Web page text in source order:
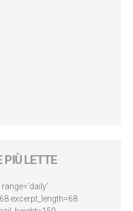
PIÙ LETTE
excerpt_length=68